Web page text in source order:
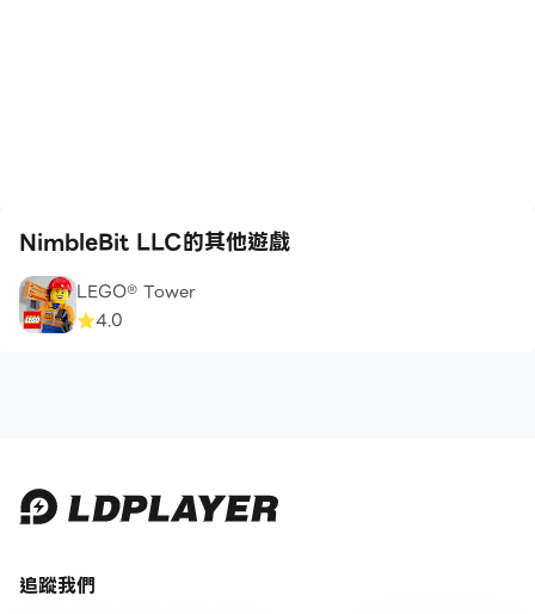
NimbleBit LLC的其他遊戲
LEGO® Tower
4.0
追蹤我們